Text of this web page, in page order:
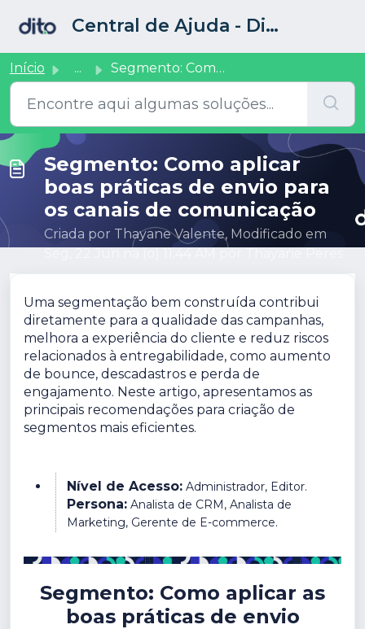
Central de Ajuda - Dito CRM
Início ... Segmento: Como aplicar boas práticas de envio para os can...
Segmento: Como aplicar
boas práticas de envio para
os canais de comunicação
Criada por Thayane Valente, Modificado em
Uma segmentação bem construída contribui
diretamente para a qualidade das campanhas,
melhora a experiência do cliente e reduz riscos
relacionados à entregabilidade, como aumento
de bounce, descadastros e perda de
engajamento. Neste artigo, apresentamos as
principais recomendações para criação de
segmentos mais eficientes.
Nível de Acesso: Administrador, Editor.
Persona: Analista de CRM, Analista de
Marketing, Gerente de E-commerce.
Segmento: Como aplicar as
boas práticas de envio